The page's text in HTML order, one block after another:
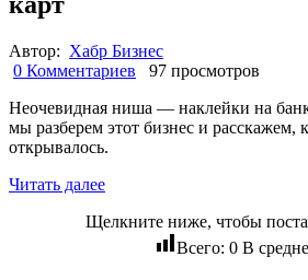
Автор: Хабр Бизнес
0 Комментариев
97 просмотров
Неочевидная ниша — наклейки на
мы разберем этот бизнес и расскажем,
открывалось.
Читать далее
Щелкните ниже, чтобы
Всего: 0В